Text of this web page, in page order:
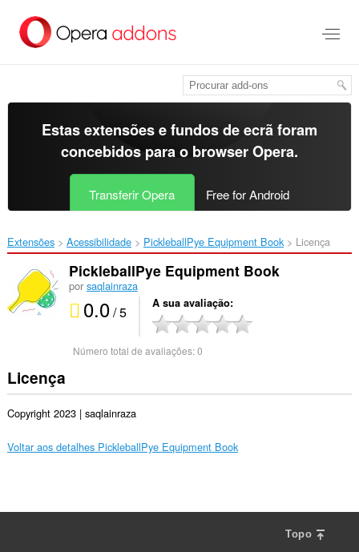
para
Estas extensões e fundos de ecrã foram
concebidos para o browser Opera.
Transferir Opera Free for Android
Extensões Acessibilidade PickleballPye Equipment Book‎ Licença
PickleballPye Equipment Book
por saqlainraza
0.0/ 5 A sua avaliação
Número total de avaliações:0
Licença
Copyright 2023 | saqlainraza
Voltar aos detalhes PickleballPye Equipment Book
Topo